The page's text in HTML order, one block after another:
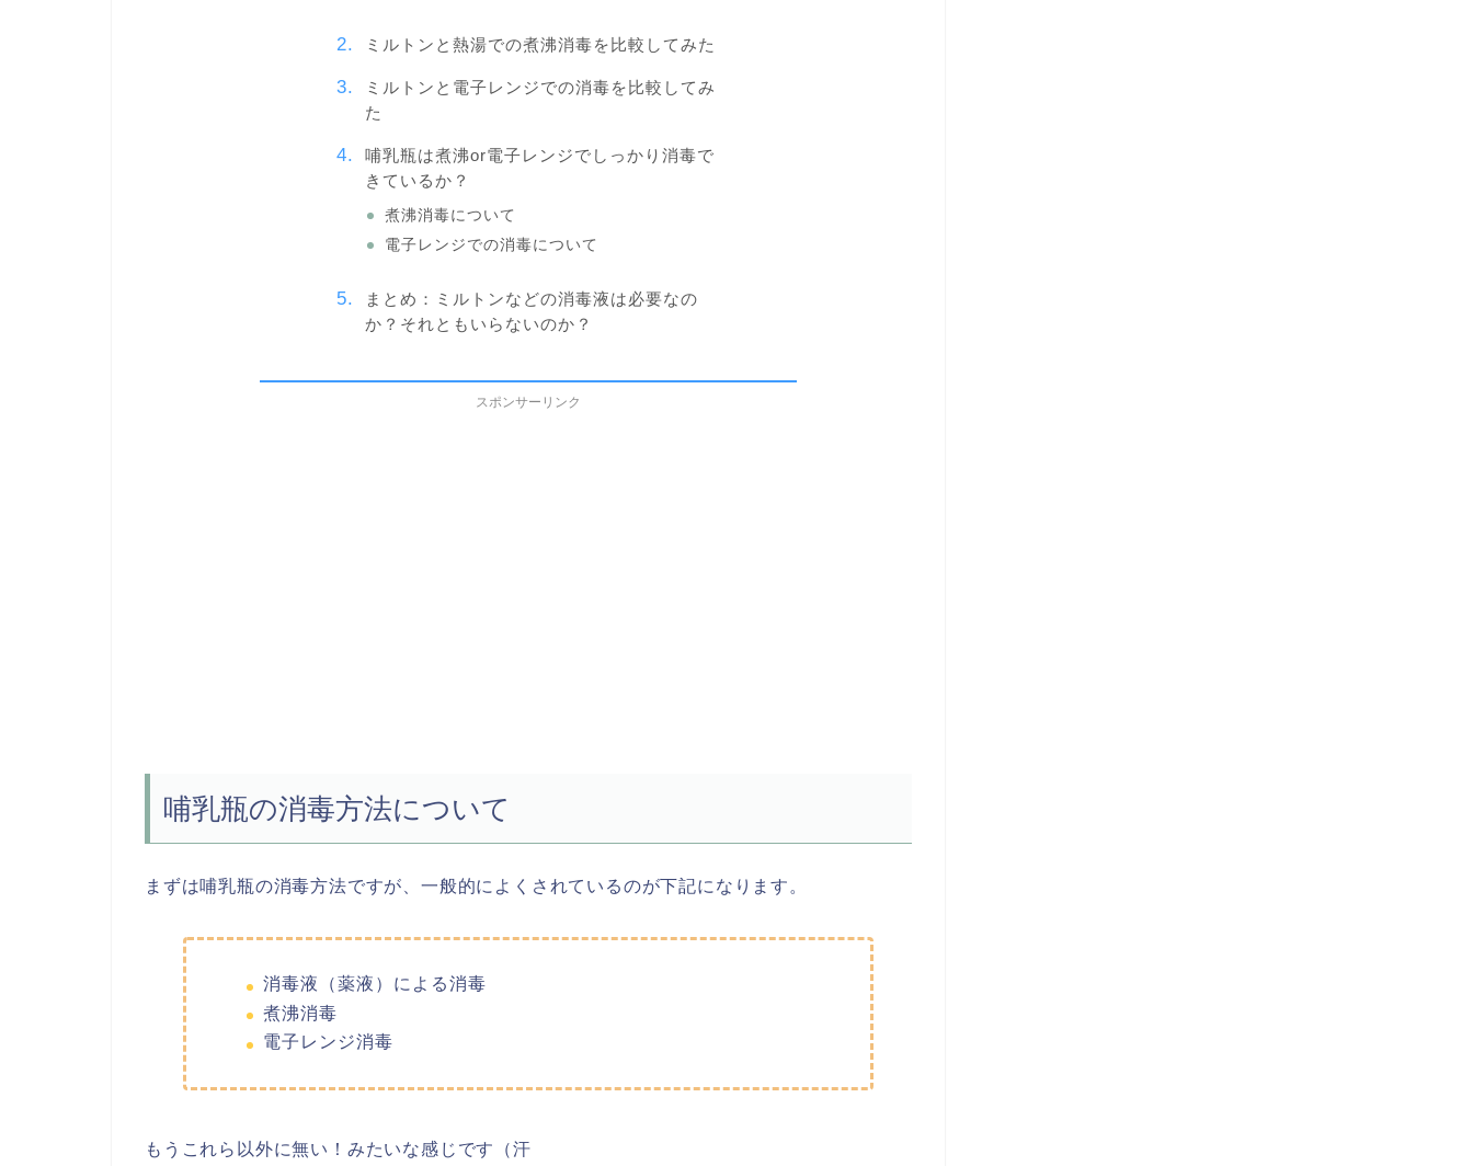
ミルトンと熱湯での煮沸消毒を比較してみた
ミルトンと電子レンジでの消毒を比較してみ
た
哺乳瓶は煮沸or電子レンジでしっかり消毒で
きているか？
煮沸消毒について
電子レンジでの消毒について
まとめ：ミルトンなどの消毒液は必要なの
か？それともいらないのか？
スポンサーリンク
哺乳瓶の消毒方法について
まずは哺乳瓶の消毒方法ですが、一般的によくされているのが下記になります。
消毒液（薬液）による消毒
煮沸消毒
電子レンジ消毒
もうこれら以外に無い！みたいな感じです（汗